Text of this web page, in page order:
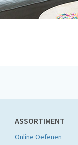
ASSORTIMENT
Online Oefenen